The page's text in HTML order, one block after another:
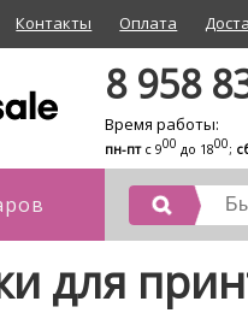
Контакты Оплата
8 958
Время работы:
пн-птс 900 до 1800;
для